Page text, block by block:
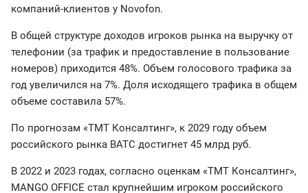
компаний-клиентов у Novofon.
В общей структуре доходов игроков рынка на выручку от
телефонии (за трафик и предоставление в пользование
номеров) приходится 48%. Объем голосового трафика за
год увеличился на 7%. Доля исходящего трафика в общем
объеме составила 57%.
По прогнозам «ТМТ Консалтинг», к 2029 году объем
российского рынка ВАТС достигнет 45 млрд руб.
В 2022 и 2023 годах, согласно оценкам «ТМТ Консалтинг»,
MANGO OFFICE стал крупнейшим игроком российского